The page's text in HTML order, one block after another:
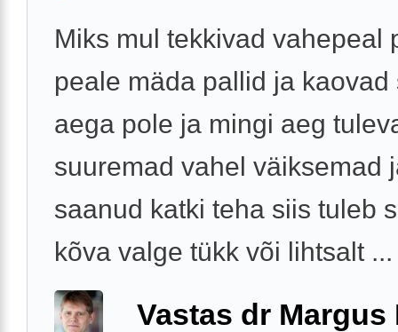
Miks mul tekkivad vahepeal
peale mäda pallid ja kaovad
aega pole ja mingi aeg
suuremad vahel väiksemad
saanud katki teha siis tuleb
kõva valge tükk või lihtsalt ...
Vastas dr Margus